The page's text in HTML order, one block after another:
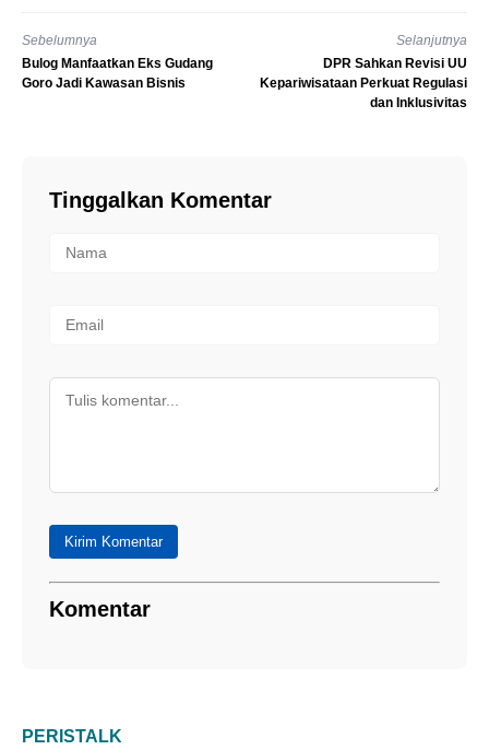
Sebelumnya
Bulog Manfaatkan Eks Gudang
Goro Jadi Kawasan Bisnis
Selanjutnya
DPR Sahkan Revisi UU
Kepariwisataan Perkuat Regulasi
dan Inklusivitas
Tinggalkan Komentar
Kirim Komentar
Komentar
PERISTALK